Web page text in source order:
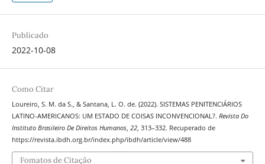
Publicado
2022-10-08
Como Citar
Loureiro, S. M. da S., & Santana, L. O. de. (2022). SISTEMAS PENITENCIÁRIOS
LATINO-AMERICANOS: UM ESTADO DE COISAS INCONVENCIONAL?. Revista Do
Instituto Brasileiro De Direitos Humanos, 22, 313–332. Recuperado de
https://revista.ibdh.org.br/index.php/ibdh/article/view/488
Fomatos de Citação